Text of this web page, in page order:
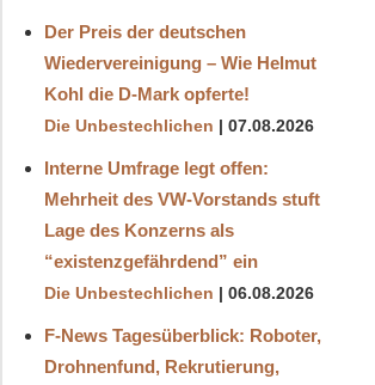
Der Preis der deutschen
Wiedervereinigung – Wie Helmut
Kohl die D‑Mark opferte!
Die Unbestechlichen 07.08.2026
Interne Umfrage legt offen:
Mehrheit des VW-Vorstands stuft
Lage des Konzerns als
“existenzgefährdend” ein
Die Unbestechlichen 06.08.2026
F-News Tagesüberblick: Roboter,
Drohnenfund, Rekrutierung,